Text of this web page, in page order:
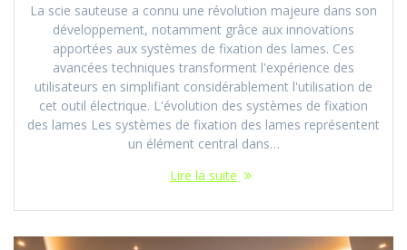
La scie sauteuse a connu une révolution majeure dans son
développement, notamment grâce aux innovations
apportées aux systèmes de fixation des lames. Ces
avancées techniques transforment l'expérience des
utilisateurs en simplifiant considérablement l'utilisation de
cet outil électrique. L'évolution des systèmes de fixation
des lames Les systèmes de fixation des lames représentent
un élément central dans…
Lire la suite